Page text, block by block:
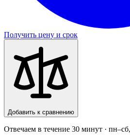
Получить цену и срок
Добавить к сравнению
Отвечаем в течение 30 минут ·